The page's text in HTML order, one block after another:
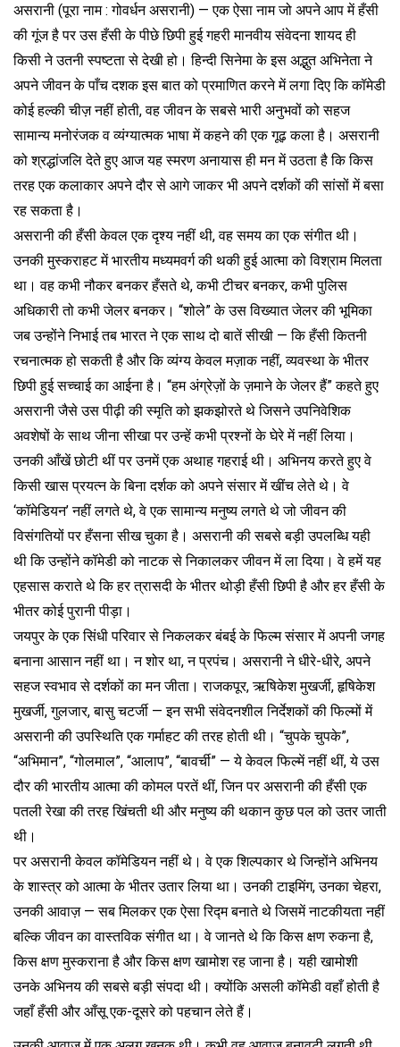
असरानी (पूरा नाम : गोवर्धन असरानी) — एक ऐसा नाम जो अपने आप में हँसी
की गूंज है पर उस हँसी के पीछे छिपी हुई गहरी मानवीय संवेदना शायद ही
किसी ने उतनी स्पष्टता से देखी हो। हिन्दी सिनेमा के इस अद्भुत अभिनेता ने
अपने जीवन के पाँच दशक इस बात को प्रमाणित करने में लगा दिए कि कॉमेडी
कोई हल्की चीज़ नहीं होती, वह जीवन के सबसे भारी अनुभवों को सहज
सामान्य मनोरंजक व व्यंग्यात्मक भाषा में कहने की एक गूढ़ कला है। असरानी
को श्रद्धांजलि देते हुए आज यह स्मरण अनायास ही मन में उठता है कि किस
तरह एक कलाकार अपने दौर से आगे जाकर भी अपने दर्शकों की सांसों में बसा
रह सकता है।
असरानी की हँसी केवल एक दृश्य नहीं थी, वह समय का एक संगीत थी।
उनकी मुस्कराहट में भारतीय मध्यमवर्ग की थकी हुई आत्मा को विश्राम मिलता
था। वह कभी नौकर बनकर हँसते थे, कभी टीचर बनकर, कभी पुलिस
अधिकारी तो कभी जेलर बनकर। “शोले” के उस विख्यात जेलर की भूमिका
जब उन्होंने निभाई तब भारत ने एक साथ दो बातें सीखी — कि हँसी कितनी
रचनात्मक हो सकती है और कि व्यंग्य केवल मज़ाक नहीं, व्यवस्था के भीतर
छिपी हुई सच्चाई का आईना है। “हम अंग्रेज़ों के ज़माने के जेलर हैं” कहते हुए
असरानी जैसे उस पीढ़ी की स्मृति को झकझोरते थे जिसने उपनिवेशिक
अवशेषों के साथ जीना सीखा पर उन्हें कभी प्रश्नों के घेरे में नहीं लिया।
उनकी आँखें छोटी थीं पर उनमें एक अथाह गहराई थी। अभिनय करते हुए वे
किसी खास प्रयत्न के बिना दर्शक को अपने संसार में खींच लेते थे। वे
‘कॉमेडियन’ नहीं लगते थे, वे एक सामान्य मनुष्य लगते थे जो जीवन की
विसंगतियों पर हँसना सीख चुका है। असरानी की सबसे बड़ी उपलब्धि यही
थी कि उन्होंने कॉमेडी को नाटक से निकालकर जीवन में ला दिया। वे हमें यह
एहसास कराते थे कि हर त्रासदी के भीतर थोड़ी हँसी छिपी है और हर हँसी के
भीतर कोई पुरानी पीड़ा।
जयपुर के एक सिंधी परिवार से निकलकर बंबई के फिल्म संसार में अपनी जगह
बनाना आसान नहीं था। न शोर था, न प्रपंच। असरानी ने धीरे-धीरे, अपने
सहज स्वभाव से दर्शकों का मन जीता। राजकपूर, ऋषिकेश मुखर्जी, हृषिकेश
मुखर्जी, गुलजार, बासु चटर्जी — इन सभी संवेदनशील निर्देशकों की फिल्मों में
असरानी की उपस्थिति एक गर्माहट की तरह होती थी। “चुपके चुपके”,
“अभिमान”, “गोलमाल”, “आलाप”, “बावर्ची” — ये केवल फिल्में नहीं थीं, ये उस
दौर की भारतीय आत्मा की कोमल परतें थीं, जिन पर असरानी की हँसी एक
पतली रेखा की तरह खिंचती थी और मनुष्य की थकान कुछ पल को उतर जाती
थी।
पर असरानी केवल कॉमेडियन नहीं थे। वे एक शिल्पकार थे जिन्होंने अभिनय
के शास्त्र को आत्मा के भीतर उतार लिया था। उनकी टाइमिंग, उनका चेहरा,
उनकी आवाज़ — सब मिलकर एक ऐसा रिद्म बनाते थे जिसमें नाटकीयता नहीं
बल्कि जीवन का वास्तविक संगीत था। वे जानते थे कि किस क्षण रुकना है,
किस क्षण मुस्कराना है और किस क्षण खामोश रह जाना है। यही खामोशी
उनके अभिनय की सबसे बड़ी संपदा थी। क्योंकि असली कॉमेडी वहाँ होती है
जहाँ हँसी और आँसू एक-दूसरे को पहचान लेते हैं।